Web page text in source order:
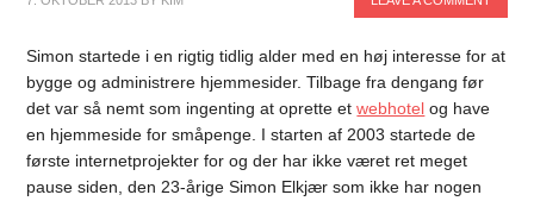
Simon startede i en rigtig tidlig alder med en høj interesse for at
bygge og administrere hjemmesider. Tilbage fra dengang før
det var så nemt som ingenting at oprette etwebhotel og have
en hjemmeside for småpenge. I starten af 2003 startede de
første internetprojekter for og der har ikke været ret meget
pause siden, den 23-årige Simon Elkjær som ikke har nogen